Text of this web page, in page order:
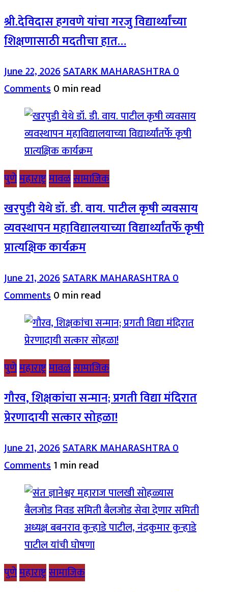
श्री.देविदास हगवणे यांचा गरजु विद्यार्थ्यांच्या
शिक्षणासाठी मदतीचा हात…
June 22, 2026SATARK MAHARASHTRA0
Comments0 min read
पुणेमहाराष्ट्रमावळसामाजिक
खरपुडी येथे डॉ. डी. वाय. पाटील कृषी व्यवसाय
व्यवस्थापन महाविद्यालयाच्या विद्यार्थ्यांतर्फे कृषी
प्रात्यक्षिक कार्यक्रम
June 21, 2026SATARK MAHARASHTRA0
Comments0 min read
पुणेमहाराष्ट्रमावळसामाजिक
गौरव, शिक्षकांचा सन्मान; प्रगती विद्या मंदिरात
प्रेरणादायी सत्कार सोहळा!
June 21, 2026SATARK MAHARASHTRA0
Comments1 min read
पुणेमहाराष्ट्रसामाजिक